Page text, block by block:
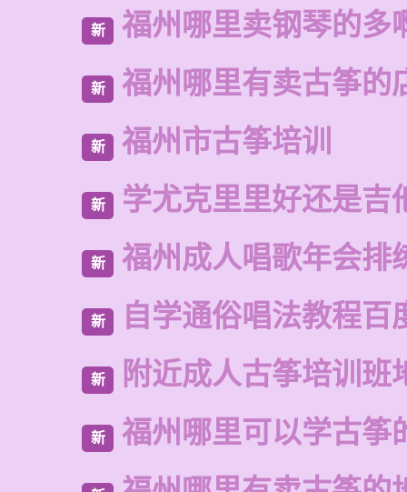
新 福州哪里卖钢琴的多
新 福州哪里有卖古筝的
新 福州市古筝培训
新 学尤克里里好还是吉
新 福州成人唱歌年会排
新 自学通俗唱法教程百
新 附近成人古筝培训班
新 福州哪里可以学古筝